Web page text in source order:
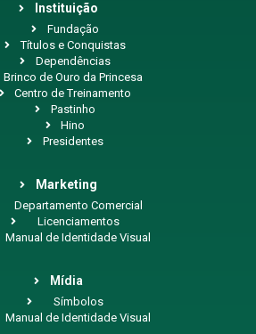
Instituição
Fundação
Títulos e Conquistas
Dependências
Brinco de Ouro da Princesa
Centro de Treinamento
Pastinho
Hino
Presidentes
Marketing
Departamento Comercial
Licenciamentos
Manual de Identidade Visual
Mídia
Símbolos
Manual de Identidade Visual